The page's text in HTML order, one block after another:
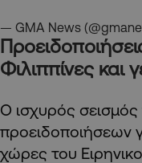
— GMA News
Φιλιππίνες και
Ο ισχυρός
προειδοποιήσεων
χώρες του